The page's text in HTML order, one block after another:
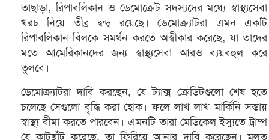
তাছাড়া, রিপাবলিকান ও ডেমোক্রেট সদস্যদের মধ্যে স্বাস্থ্যসেবা
খরচ নিয়ে তীব্র দ্বন্দ্ব রয়েছে। ডেমোক্র্যাটরা এমন একটি
রিপাবলিকান বিলকে সমর্থন করতে অস্বীকার করেছে, যা তাদের
মতে আমেরিকানদের জন্য স্বাস্থ্যসেবা আরও ব্যয়বহুল করে
তুলবে।
ডেমোক্র্যাটরা দাবি করছেন, যে ট্যাক্স ক্রেডিটগুলো শেষ হতে
চলেছে সেগুলো বৃদ্ধি করা হোক। ফলে লাখ লাখ মার্কিনি সস্তায়
স্বাস্থ্য বীমা করতে পারবেন। এমনটি তারা মেডিকেল ইস্যুতে ট্রাম্প
যে কাটছাঁট করেছে, তা ফিরিয়ে আনার দাবি করেছেন। মূলত